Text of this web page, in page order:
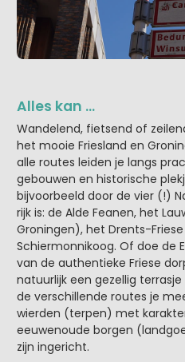
Alles kan …
Wandelend, fietsend of
het mooie Friesland en
alle routes leiden je langs
gebouwen en historische
bijvoorbeeld door de vier (!)
rijk is: de Alde Feanen, het
Groningen), het Drents-
Schiermonnikoog. Of doe de
van de authentieke Friese
natuurlijk een gezellig
de verschillende routes je
wierden (terpen) met
eeuwenoude borgen
zijn ingericht.